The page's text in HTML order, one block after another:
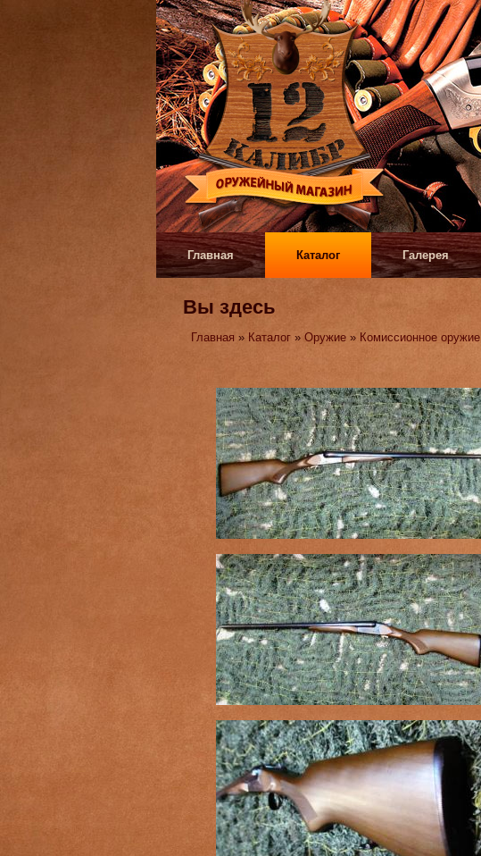
Главная Каталог Галерея
Вы здесь
Главная » Каталог »Оружие » Комиссионное оружие